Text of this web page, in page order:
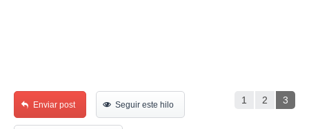
1 2 3
Enviar post Seguir este hilo